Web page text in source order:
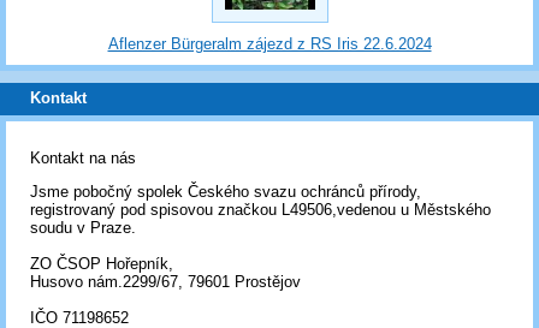
Aflenzer Bürgeralm zájezd z RS Iris 22.6.2024
Kontakt
Kontakt na nás
Jsme pobočný spolek Českého svazu ochránců přírody,
registrovaný pod spisovou značkou L49506,vedenou u Městského
soudu v Praze.
ZO ČSOP Hořepník,
Husovo nám.2299/67, 79601 Prostějov
IČO 71198652